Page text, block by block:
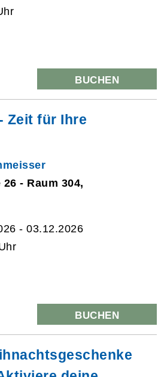
BUCHEN
Zeit für Ihre
- Raum 304,
- 03.12.2026
BUCHEN